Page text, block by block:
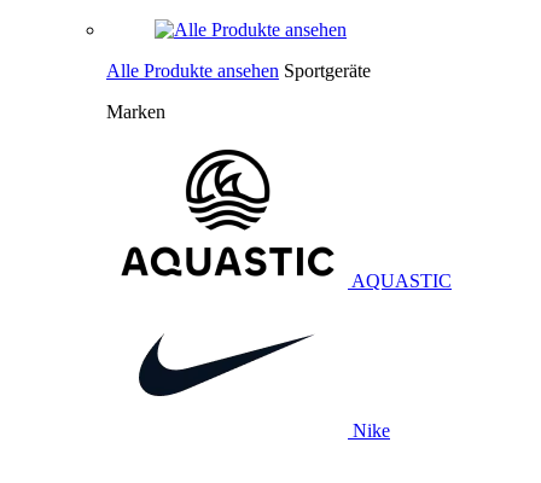
Alle Produkte ansehen Sportgeräte
Marken
AQUASTIC
Nike